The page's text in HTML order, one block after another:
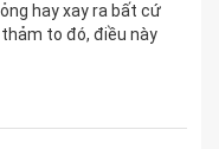
hay xay ra bất cứ
to đó, điều này